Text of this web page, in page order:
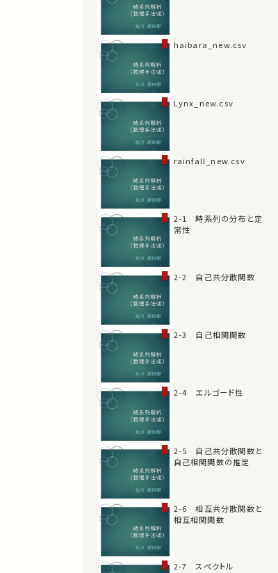
haibara_new.csv
Lynx_new.csv
rainfall_new.csv
2-1 時系列の分布と定
常性
2-2 自己共分散関数
2-3 自己相関関数
2-4 エルゴード性
2-5 自己共分散関数と
自己相関関数の推定
2-6 相互共分散関数と
相互相関関数
2-7 スペクトル